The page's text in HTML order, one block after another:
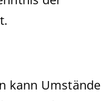
kann Umstände